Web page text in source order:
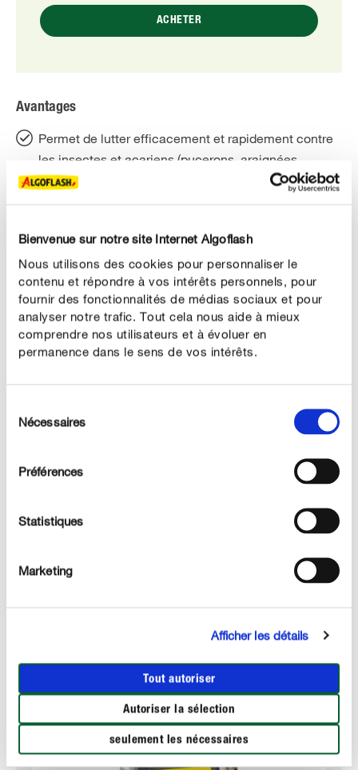
Bienvenue sur notre site Internet Algoflash
Nous utilisons des cookies pour personnaliser le
contenu et répondre à vos intérêts personnels, pour
fournir des fonctionnalités de médias sociaux et pour
analyser notre trafic. Tout cela nous aide à mieux
comprendre nos utilisateurs et à évoluer en
permanence dans le sens de vos intérêts.
duNécessaires
Préférences
Statistiques
Marketing
Afficher les détails
Tout autoriser
Autoriser la sélection
seulement les nécessaires
ACHETER
Avantages
Permet de lutter efficacement et rapidement contre
les insectes et acariens (pucerons, araignées
rouges, cochenilles, thrips, acariens, aleurodes...)
arbres fruitiers
Asphyxie sur tous les stades (oeufs, larves et
adultes)
A base d'huile de colza